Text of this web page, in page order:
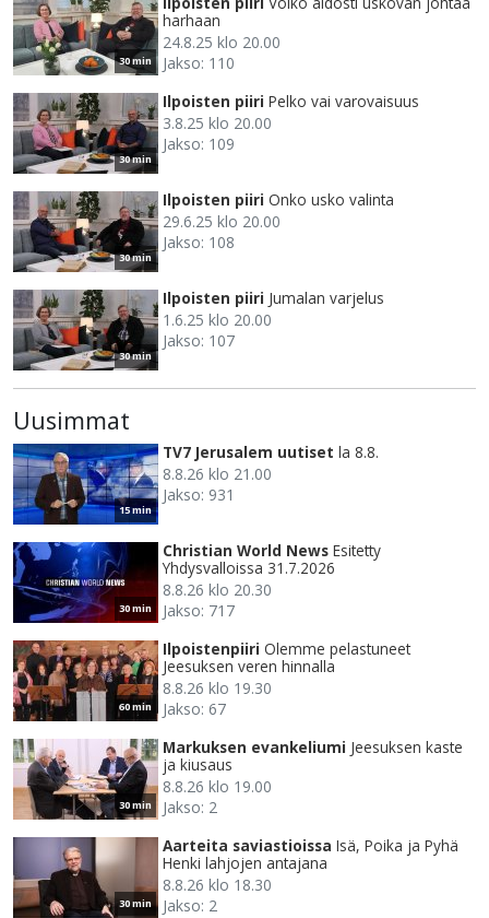
30 min
harhaan
24.8.25 klo 20.00
Jakso: 110
30 min
Ilpoisten piiri Pelko vai varovaisuus
3.8.25 klo 20.00
Jakso: 109
30 min
Ilpoisten piiri Onko usko valinta
29.6.25 klo 20.00
Jakso: 108
30 min
Ilpoisten piiri Jumalan varjelus
1.6.25 klo 20.00
Jakso: 107
Uusimmat
15 min
TV7 Jerusalem uutiset la 8.8.
8.8.26 klo 21.00
Jakso: 931
30 min
Christian World News Esitetty
Yhdysvalloissa 31.7.2026
8.8.26 klo 20.30
Jakso: 717
60 min
Ilpoistenpiiri Olemme pelastuneet
Jeesuksen veren hinnalla
8.8.26 klo 19.30
Jakso: 67
30 min
Markuksen evankeliumi Jeesuksen kaste
ja kiusaus
8.8.26 klo 19.00
Jakso: 2
30 min
Aarteita saviastioissa Isä, Poika ja Pyhä
Henki lahjojen antajana
8.8.26 klo 18.30
Jakso: 2